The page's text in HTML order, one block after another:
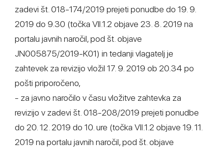
zadevi št. 018-174/2019 prejeti ponudbe do 19. 9.
2019 do 9.30 (točka VII.1.2 objave 23. 8. 2019 na
portalu javnih naročil, pod št. objave
JN005875/2019-K01) in tedanji vlagatelj je
zahtevek za revizijo vložil 17. 9. 2019 ob 20.34 po
pošti priporočeno,
- za javno naročilo v času vložitve zahtevka za
revizijo v zadevi št. 018-208/2019 prejeti ponudbe
do 20. 12. 2019 do 10. ure (točka VII.1.2 objave 19. 11.
2019 na portalu javnih naročil, pod št. objave